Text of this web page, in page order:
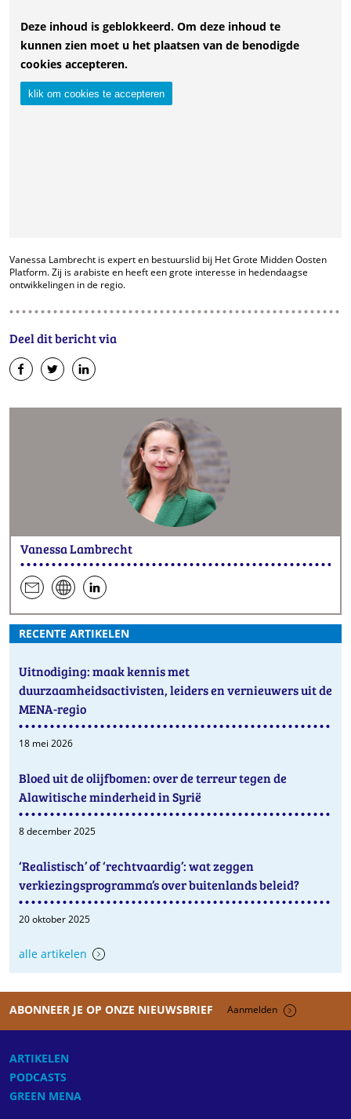
Deze inhoud is geblokkeerd. Om deze inhoud te
kunnen zien moet u het plaatsen van de benodigde
cookies accepteren.
klik om cookies te accepteren
Vanessa Lambrecht is expert en bestuurslid bij Het Grote Midden Oosten
Platform. Zij is arabiste en heeft een grote interesse in hedendaagse
ontwikkelingen in de regio.
Deel dit bericht via
op
Facebook
op
Twitter
op
LinkedIn
Vanessa Lambrecht
een
e-
mail
websitehen
op
LinkedIn
RECENTE ARTIKELEN
Uitnodiging: maak kennis met
duurzaamheidsactivisten, leiders en vernieuwers uit de
MENA-regio
18 mei 2026
Bloed uit de olijfbomen: over de terreur tegen de
Alawitische minderheid in Syrië
8 december 2025
‘Realistisch’ of ‘rechtvaardig’: wat zeggen
verkiezingsprogramma’s over buitenlands beleid?
20 oktober 2025
alle artikelen
ABONNEER JE OP ONZE NIEUWSBRIEF Aanmelden
ARTIKELEN
PODCASTS
GREEN MENA